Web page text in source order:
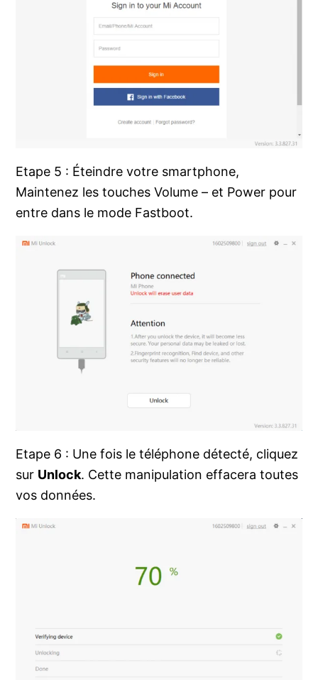
Etape 5 : Éteindre votre smartphone,
Maintenez les touches Volume – et Power pour
entre dans le mode Fastboot.
Etape 6 : Une fois le téléphone détecté, cliquez
sur Unlock. Cette manipulation effacera toutes
vos données.